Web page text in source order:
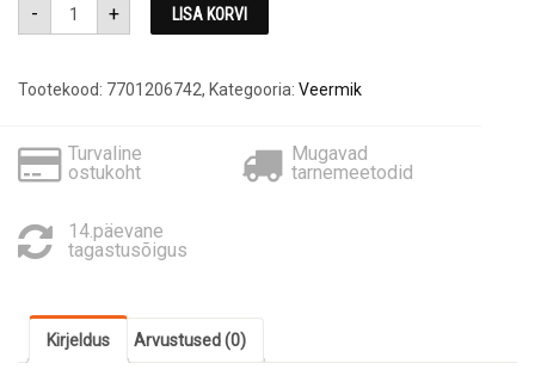
-
tagumine
7701206742
+ LISA KORVI
Tootekood: 7701206742, Kategooria: Veermik
Turvaline
ostukoht
Mugavad
tarnemeetodid
14.päevane
tagastusõigus
Kirjeldus Arvustused (0)